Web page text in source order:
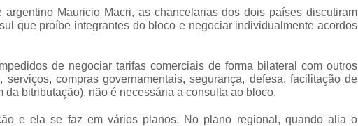
Mauricio Macri, as chancelarias dos dois países discutiram
que proíbe integrantes do bloco e negociar individualmente acordos
de negociar tarifas comerciais de forma bilateral com outros
compras governamentais, segurança, defesa, facilitação de
bitributação), não é necessária a consulta ao bloco.
e ela se faz em vários planos. No plano regional, quando alia o